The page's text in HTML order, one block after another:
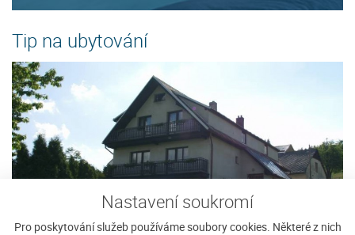
Nastavení soukromí
Pro poskytování služeb používáme soubory cookies. Některé z nich
Tip na ubytování